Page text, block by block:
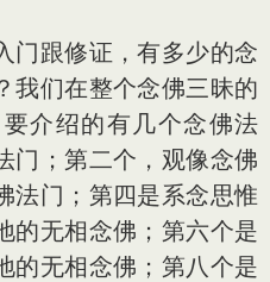
门跟修证，有多少的念
我们在整个念佛三昧的
介绍的有几个念佛法
门；第二个，观像念佛
法门；第四是系念思惟
的无相念佛；第六个是
的无相念佛；第八个是